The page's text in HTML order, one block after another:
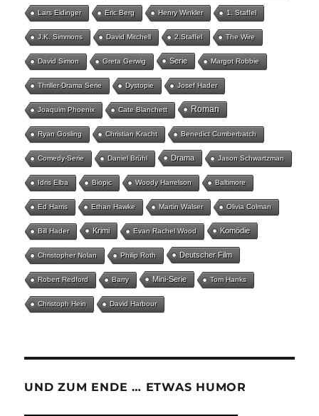
Lars Eidinger Eric Berg Henry Winkler 1. Staffel
J.K. Simmons David Mitchell 2.Staffel The Wire
David Simon Greta Gerwig Serie Margot Robbie
Thriller-Drama Serie Dystopie Josef Hader
Joaquim Phoenix Cate Blanchett Roman
Ryan Gosling Christian Kracht Benedict Cumberbatch
Comedy-Serie Daniel Brühl Drama Jason Schwartzman
Idris Elba Biopic Woody Harrelson Baltimore
Ed Harris Ethan Hawke Martin Walser Olivia Colman
Bill Hader Krimi Evan Rachel Wood Komödie
Christopher Nolan Philip Roth Deutscher Film
Robert Redford Barry Mini-Serie Tom Hanks
Christoph Hein David Harbour
UND ZUM ENDE … ETWAS HUMOR